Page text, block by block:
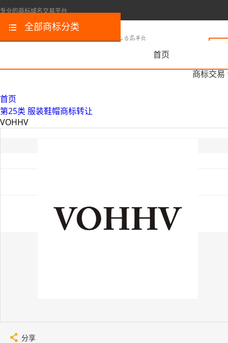
专业的商标域名交易平台
首页
商标交易
全部商标分类
首页
第25类 服装鞋帽商标转让
VOHHV
分享